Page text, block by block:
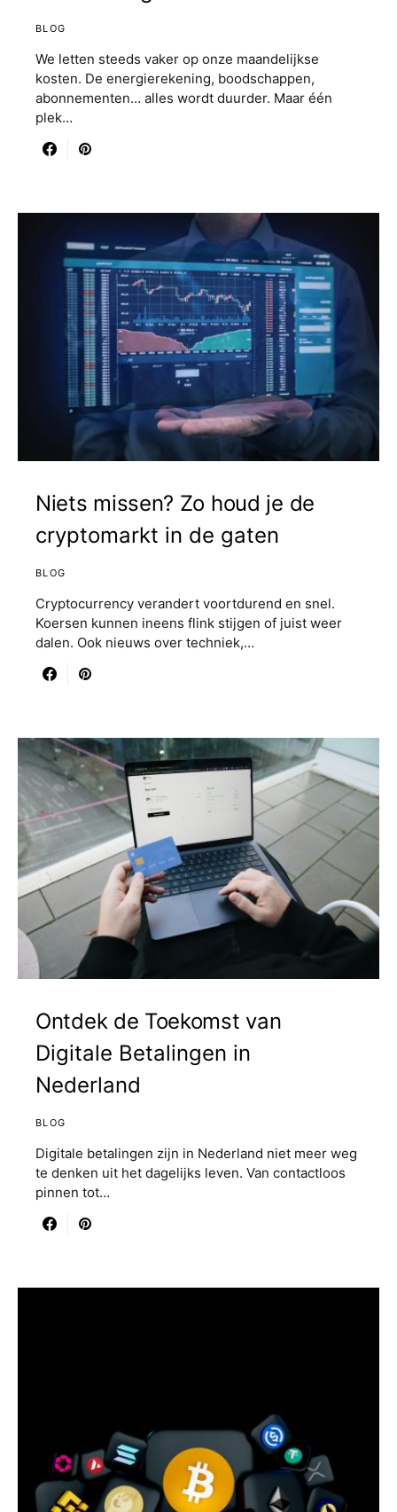
BLOG
We letten steeds vaker op onze maandelijkse
kosten. De energierekening, boodschappen,
abonnementen… alles wordt duurder. Maar één
plek…
Niets missen? Zo houd je de
cryptomarkt in de gaten
BLOG
Cryptocurrency verandert voortdurend en snel.
Koersen kunnen ineens flink stijgen of juist weer
dalen. Ook nieuws over techniek,…
Ontdek de Toekomst van
Digitale Betalingen in
Nederland
BLOG
Digitale betalingen zijn in Nederland niet meer weg
te denken uit het dagelijks leven. Van contactloos
pinnen tot…